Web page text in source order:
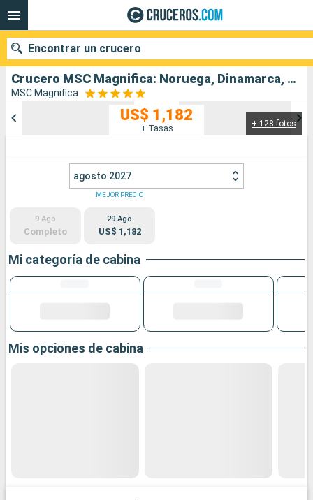
Crucero MSC Magnifica: Noruega, Dinamarca, Alemania salida desde Warnemunde
MSC Magnifica
+ 128 fotos
US$ 1,182
+ Tasas
agosto 2027
9 Ago
Completo
MEJOR PRECIO
29 Ago
US$ 1,182
Mi categoría de cabina
Mis opciones de cabina
Encontrar un crucero
Compañías